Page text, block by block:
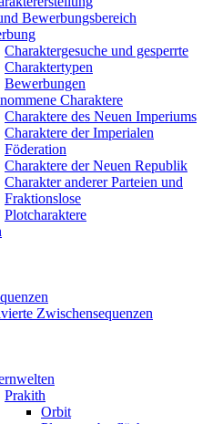
Bewerbungsbereich
Charaktergesuche und gesperrte
Charaktertypen
Bewerbungen
Charaktere
Charaktere des Neuen Imperiums
Charaktere der Imperialen
Föderation
Charaktere der Neuen Republik
Charakter anderer Parteien und
Fraktionslose
Plotcharaktere
Zwischensequenzen
Prakith
Orbit